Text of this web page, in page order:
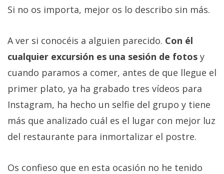
Si no os importa, mejor os lo describo sin más.
A ver si conocéis a alguien parecido. Con él
cualquier excursión es una sesión de fotos y
cuando paramos a comer, antes de que llegue el
primer plato, ya ha grabado tres vídeos para
Instagram, ha hecho un selfie del grupo y tiene
más que analizado cuál es el lugar con mejor luz
del restaurante para inmortalizar el postre.
Os confieso que en esta ocasión no he tenido